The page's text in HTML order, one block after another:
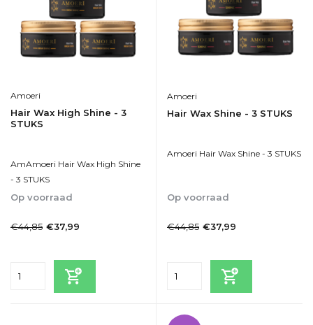
Amoeri
Hair Wax High Shine - 3
STUKS
AmAmoeri Hair Wax High Shine
- 3 STUKS
Op voorraad
€44,85 €37,99
Amoeri
Hair Wax Shine - 3 STUKS
Amoeri Hair Wax Shine - 3 STUKS
Op voorraad
€44,85 €37,99